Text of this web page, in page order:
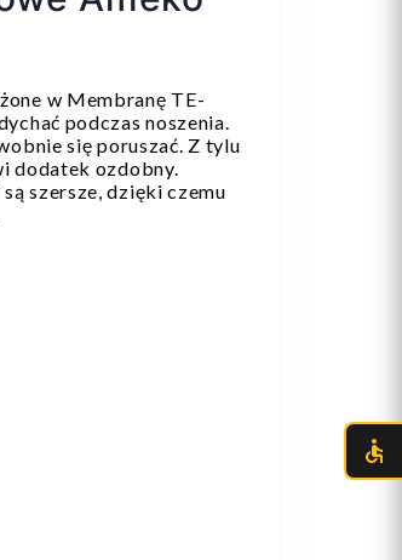
w Membranę TE-
podczas noszenia.
się poruszać. Z tylu
dodatek ozdobny.
szersze, dzięki czemu